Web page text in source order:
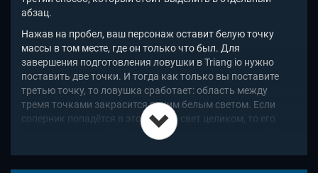
абзац.
Нажав на пробел, ваш персонаж оставит белую точку
массы в том месте, где он только что был. Для
завершения подготовления ловушки в Triang io нужно
поставить две точки. И тогда как только вы поставите
третью точку, то ловушка сработает: область между
тремя точками закрасится ярким белым светом. Если
соперник попадётся в этот белый свет целиком, то его
масса станет вашей. Соответственно, задача и третий